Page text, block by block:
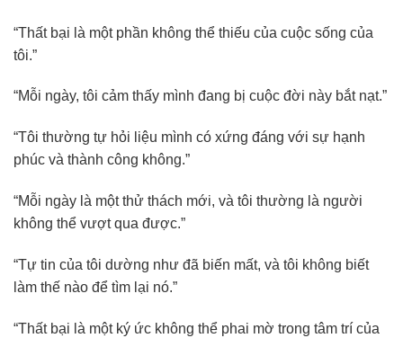
“Thất bại là một phần không thể thiếu của cuộc sống của
tôi.”
“Mỗi ngày, tôi cảm thấy mình đang bị cuộc đời này bắt nạt.”
“Tôi thường tự hỏi liệu mình có xứng đáng với sự hạnh
phúc và thành công không.”
“Mỗi ngày là một thử thách mới, và tôi thường là người
không thể vượt qua được.”
“Tự tin của tôi dường như đã biến mất, và tôi không biết
làm thế nào để tìm lại nó.”
“Thất bại là một ký ức không thể phai mờ trong tâm trí của